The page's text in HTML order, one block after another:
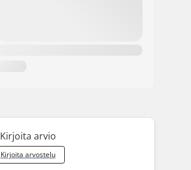
Kirjoita arvio
Kirjoita arvostelu